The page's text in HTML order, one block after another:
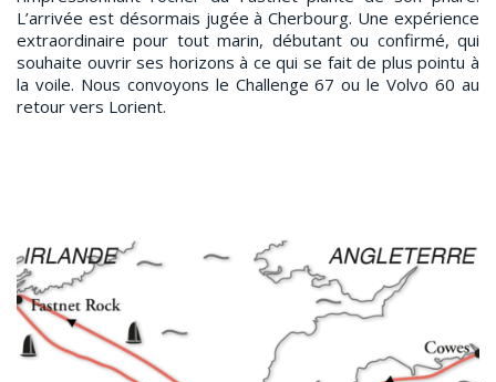
L’arrivée est désormais jugée à Cherbourg. Une expérience
extraordinaire pour tout marin, débutant ou confirmé, qui
souhaite ouvrir ses horizons à ce qui se fait de plus pointu à
la voile. Nous convoyons le Challenge 67 ou le Volvo 60 au
retour vers Lorient.